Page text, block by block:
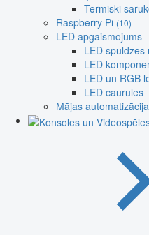
Termiski
Raspberry Pi (10)
LED apgaismojums
LED
LED
LED un RGB
LED caurules
Mājas